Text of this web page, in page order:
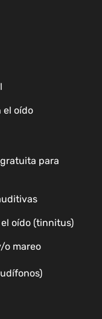
el oído
para
oído (tinnitus)
o mareo